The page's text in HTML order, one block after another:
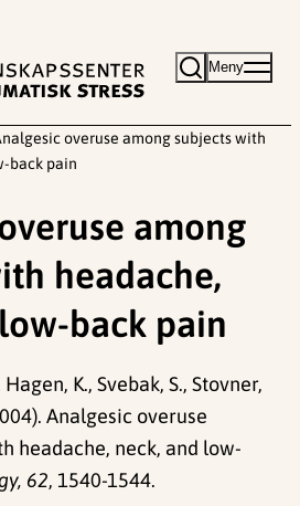
Meny
overuse among subjects with
back pain
among
headache,
back pain
Hagen, K., Svebak, S., Stovner,
Analgesic overuse
headache, neck, and low-
62, 1540-1544.